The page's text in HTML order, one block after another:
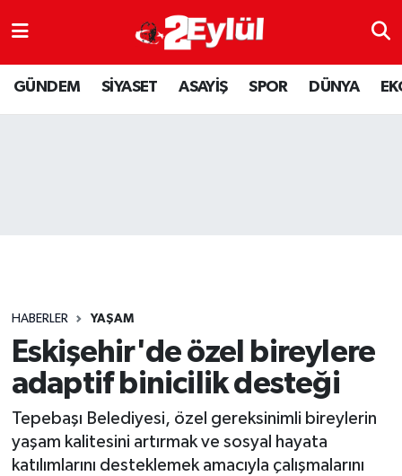
GÜNDEM SİYASET ASAYİŞ SPOR DÜNYA
HABERLER YAŞAM
Eskişehir'de özel bireylere
adaptif binicilik desteği
Tepebaşı Belediyesi, özel gereksinimli bireylerin
yaşam kalitesini artırmak ve sosyal hayata
katılımlarını desteklemek amacıyla çalışmalarını
ASAYİŞ
DÜNYA
SPOR
YAŞAM
Nöbetçi Eczaneler
Hava Durumu
Son Dakika Haberleri
Haber Arşivi